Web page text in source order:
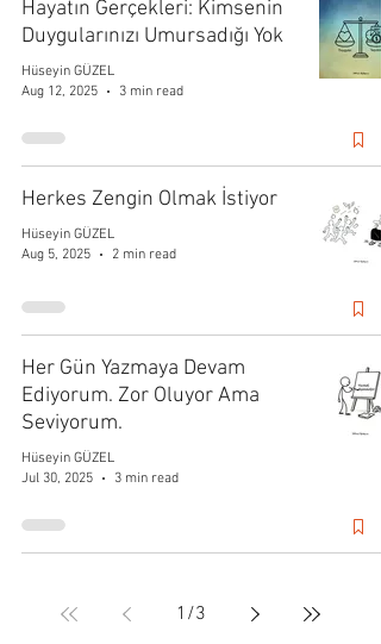
Hayatın Gerçekleri: Kimsenin
Duygularınızı Umursadığı Yok
Hüseyin GÜZEL
Aug 12, 2025
3 min read
Herkes Zengin Olmak İstiyor
Hüseyin GÜZEL
Aug 5, 2025
2 min read
Her Gün Yazmaya Devam
Ediyorum. Zor Oluyor Ama
Seviyorum.
Hüseyin GÜZEL
Jul 30, 2025
3 min read
1 /3